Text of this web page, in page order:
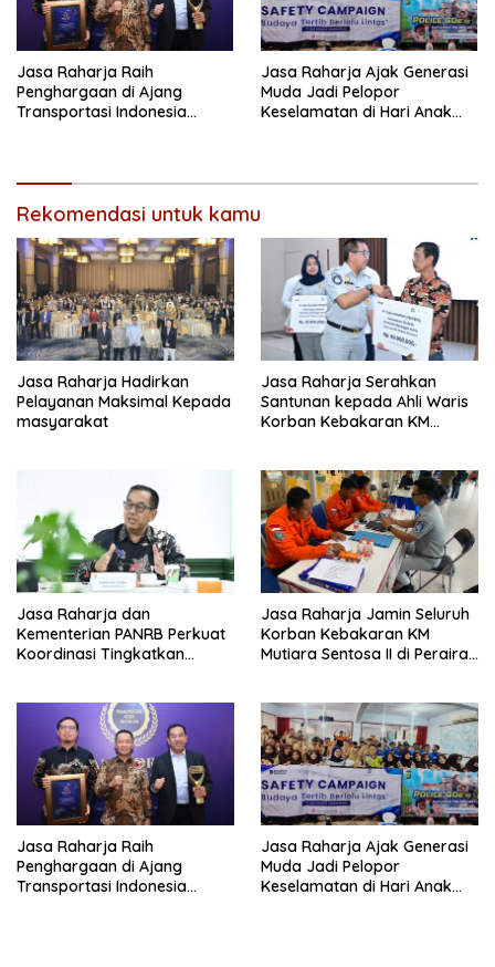
Jasa Raharja Raih
Penghargaan di Ajang
Transportasi Indonesia
Jasa Raharja Ajak Generasi
Muda Jadi Pelopor
Keselamatan di Hari Anak
Rekomendasi untuk kamu
Jasa Raharja Hadirkan
Pelayanan Maksimal Kepada
masyarakat
Jasa Raharja Serahkan
Santunan kepada Ahli Waris
Korban Kebakaran KM
Jasa Raharja dan
Kementerian PANRB Perkuat
Koordinasi Tingkatkan
Jasa Raharja Jamin Seluruh
Korban Kebakaran KM
Mutiara Sentosa II di Perairan
Jasa Raharja Raih
Penghargaan di Ajang
Transportasi Indonesia
Jasa Raharja Ajak Generasi
Muda Jadi Pelopor
Keselamatan di Hari Anak